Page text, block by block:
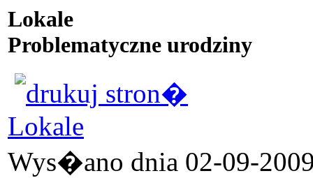
Lokale
Problematyczne urodziny
Lokale
Wys�ano dnia 02-09-